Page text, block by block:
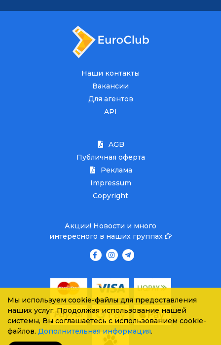
Наши контакты
Вакансии
Для агентов
API
AGB
Публичная оферта
Реклама
Impressum
Copyright
Акции! Новости и много
интересного в наших группах
Мы используем cookie-файлы для предоставления
наших услуг. Продолжая использование нашей
системы, Вы соглашаетесь с использованием cookie-
файлов. Дополнительная информация.